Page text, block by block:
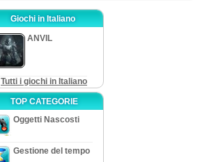
Giochi in Italiano
ANVIL
Tutti i giochi in Italiano
TOP CATEGORIE
Oggetti Nascosti
Gestione del tempo